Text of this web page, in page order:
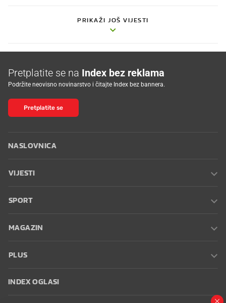
PRIKAŽI JOŠ VIJESTI
Pretplatite se na Index bez reklama
Podržite neovisno novinarstvo i čitajte Index bez bannera.
Pretplatite se
NASLOVNICA
VIJESTI
SPORT
MAGAZIN
PLUS
INDEX OGLASI